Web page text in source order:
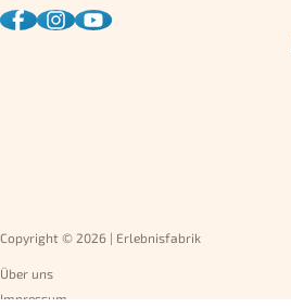
Copyright © 2026 | Erlebnisfabrik
Über uns
Impressum